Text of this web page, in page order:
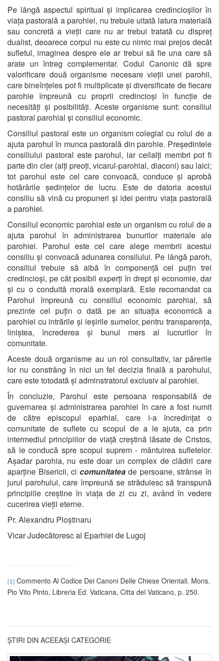
Pe lângă aspectul spiritual și implicarea credincioșilor în
viața pastorală a parohiei, nu trebuie uitată latura materială
sau concretă a vieții care nu ar trebui tratată cu dispreț
dualist, deoarece corpul nu este cu nimic mai prejos decât
sufletul, imaginea despre ele ar trebui să fie una care să
arate un întreg complementar. Codul Canonic dă spre
valorificare două organisme necesare vieții unei parohii,
care bineînțeles pot fi multiplicate și diversificate de fiecare
parohie împreună cu proprii credincioși în funcție de
necesități și posibilități. Aceste organisme sunt: consiliul
pastoral parohial și consiliul economic.
Consiliul pastoral este un organism colegial cu rolul de a
ajuta parohul în munca pastorală din parohie. Președintele
consiliului pastoral este parohul, iar ceilalți membri pot fi
parte din cler (alți preoți, vicarul-parohial, diaconi) sau laici;
tot parohul este cel care convoacă, conduce și aprobă
hotărârile ședințelor de lucru. Este de datoria acestui
consiliu să vină cu propuneri și idei pentru viața pastorală
a parohiei.
Consiliul economic parohial este un organism cu rolul de a
ajuta parohul în administrarea bunurilor materiale ale
parohiei. Parohul este cel care alege membrii acestui
consiliu și convoacă adunarea consilului. Pe lângă paroh,
consiliul trebuie să aibă în componență cel puțin trei
credincioși, pe cât posibil experți în drept și economie, dar
și cu o conduită morală exemplară. Este recomandat ca
Parohul împreună cu consiliul economic parohial, să
prezinte cel puțin o dată pe an situația economică a
parohiei cu intrările și ieșirile sumelor, pentru transparența,
liniștea, încrederea și bunul mers al lucrurilor în
comunitate.
Aceste două organisme au un rol consultativ, iar părerile
lor nu constrâng în nici un fel decizia finală a parohului,
care este totodată și adminstratorul exclusiv al parohiei.
În concluzie, Parohul este persoana responsabilă de
guvernarea și administrarea parohiei în care a fost numit
de către episcopul eparhial, care i-a încredințat o
comunitate de suflete cu scopul de a le ajuta, ca prin
intermediul principiilor de viață creștină lăsate de Cristos,
să le conducă spre scopul suprem - mântuirea sufletelor.
Așadar parohia, nu este doar un complex de clădiri care
aparține Bisericii, ci comunitateade persoane, strânse în
jurul parohului, care împreună se străduiesc să transpună
principiile creștine în viața de zi cu zi, având în vedere
cucerirea vieții eterne.
Pr. Alexandru Ploștinaru
Vicar Judecătoresc al Eparhiei de Lugoj
[1] Commento Al Codice Dei Canoni Delle Chiese Orientali. Mons.
Pio Vito Pinto, Libreria Ed. Vaticana, Citta del Vaticano, p. 250.
ȘTIRI DIN ACEEAȘI CATEGORIE